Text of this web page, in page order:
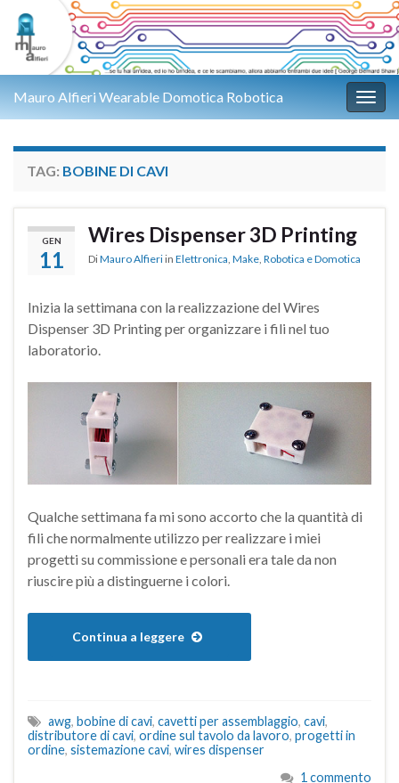
Mauro Alfieri Wearable Domotica Robotica
TAG: BOBINE DI CAVI
GEN
11
Wires Dispenser 3D Printing
DiMauro Alfieri in Elettronica, Make, Robotica e Domotica
Inizia la settimana con la realizzazione del Wires
Dispenser 3D Printing per organizzare i fili nel tuo
laboratorio.
Qualche settimana fa mi sono accorto che la quantità di
fili che normalmente utilizzo per realizzare i miei
progetti su commissione e personali era tale da non
riuscire più a distinguerne i colori.
Continua a leggere
awg, bobine di cavi, cavetti per assemblaggio, cavi,
distributore di cavi, ordine sul tavolo da lavoro, progetti in
ordine, sistemazione cavi, wires dispenser
1 commento